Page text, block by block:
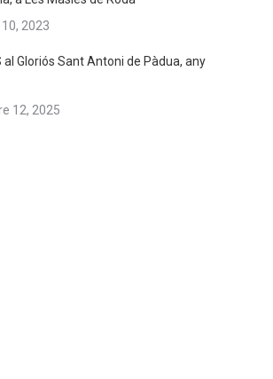
2023
al Gloriós Sant Antoni de Pàdua, any
12, 2025